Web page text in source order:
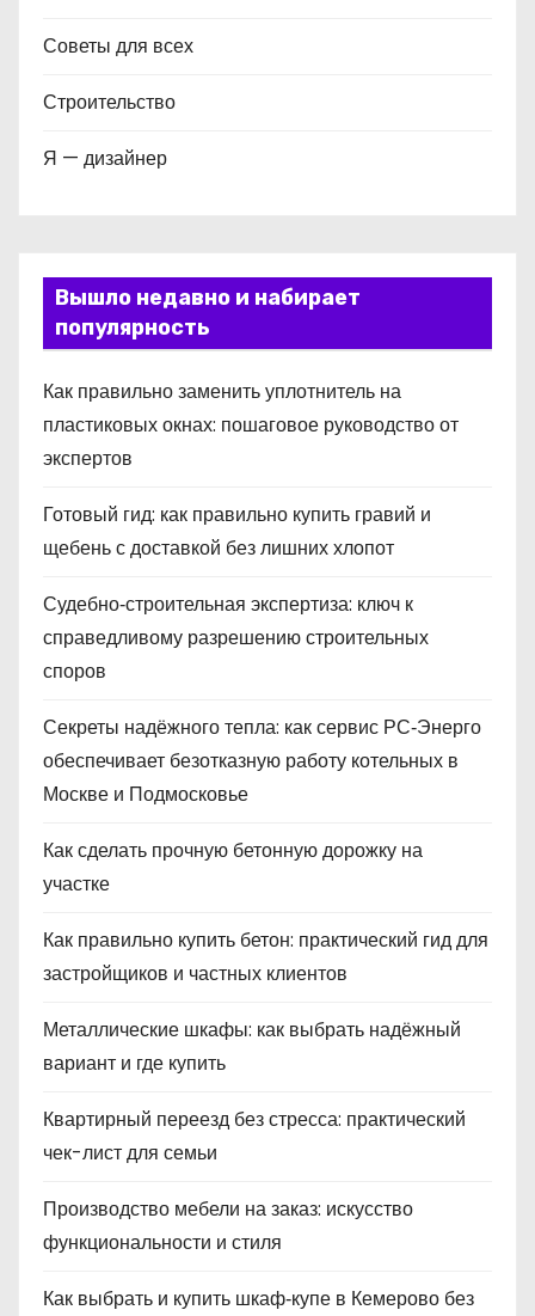
Советы для всех
Строительство
Я — дизайнер
Вышло недавно и набирает
популярность
Как правильно заменить уплотнитель на
пластиковых окнах: пошаговое руководство от
экспертов
Готовый гид: как правильно купить гравий и
щебень с доставкой без лишних хлопот
Судебно‑строительная экспертиза: ключ к
справедливому разрешению строительных
споров
Секреты надёжного тепла: как сервис РС‑Энерго
обеспечивает безотказную работу котельных в
Москве и Подмосковье
Как сделать прочную бетонную дорожку на
участке
Как правильно купить бетон: практический гид для
застройщиков и частных клиентов
Металлические шкафы: как выбрать надёжный
вариант и где купить
Квартирный переезд без стресса: практический
чек-лист для семьи
Производство мебели на заказ: искусство
функциональности и стиля
Как выбрать и купить шкаф‑купе в Кемерово без